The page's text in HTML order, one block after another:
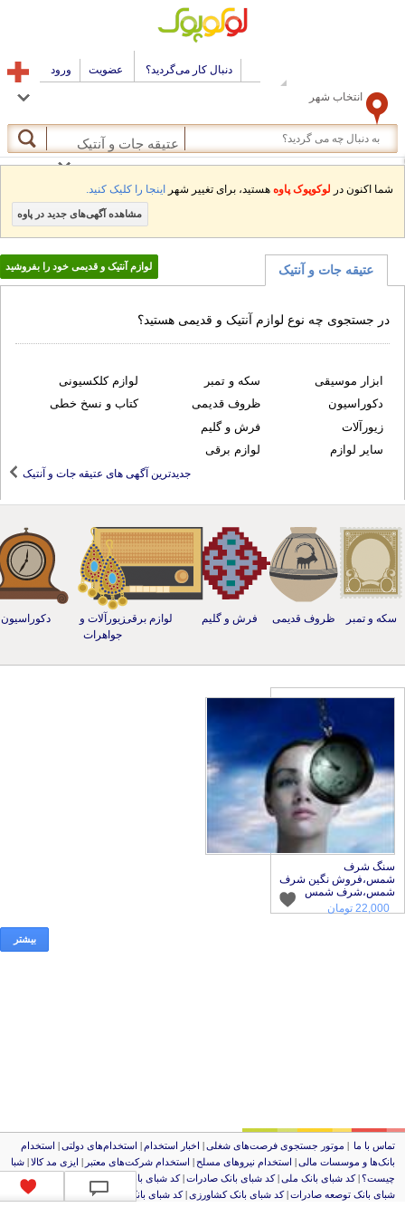
دنبال کار می‌گردید؟ عضویت ورود
انتخاب شهر
عتیقه جات و آنتیک
اکنون درلوکوپوک پاوههستید، برای تغییر شهراینجا را کلیک کنید.
مشاهده آگهی‌های جدید در پاوه
عتیقه جات و آنتیک لوازم آنتیک و قدیمی خود را بفروشید
جستجوی چه نوع لوازم آنتیک و قدیمی هستید؟
جدیدترین آگهی های عتیقه جات و آنتیک
ابزار موسیقی
دکوراسیون
زیورآلات
سایر لوازم
سکه و تمبر
ظروف قدیمی
فرش و گلیم
لوازم برقی
لوازم کلکسیونی
کتاب و نسخ خطی
و تمبر ظروف قدیمی فرش و گلیم لوازم برقیزیورآلات و
جواهرات
دکوراسیون
شرف
نگین شرف
شمس
تومان
بیشتر
با ما | موتور جستجوی فرصت‌های شغلی |اخبار استخدام| استخدام‌های دولتی|استخدام‌
و موسسات مالی| استخدام‌ نیروهای مسلح|استخدام‌ شرکت‌های معتبر|ایزی مد کالا |شبا
|کد شبای بانک ملی |کد شبای بانک صادرات | کد شبای بانک تجارت کد شبای بانک سپه|کد
بانک توصعه صادرات | کد شبای بانک کشاورزی | کد شبای بانک صنعت و معدن
کد شبای بانک